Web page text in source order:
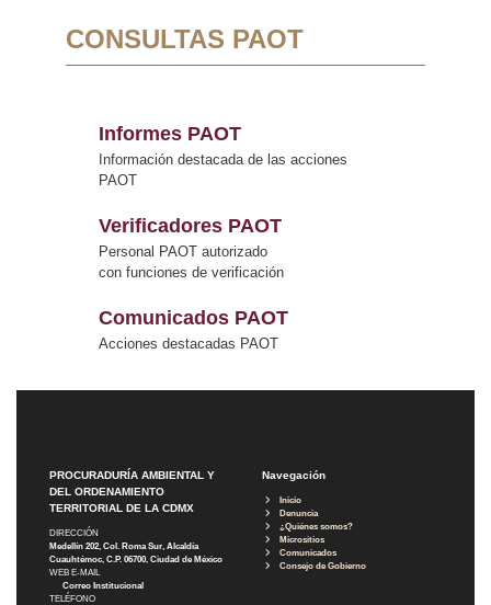
CONSULTAS PAOT
Informes PAOT
Información destacada de las acciones
PAOT
Verificadores PAOT
Personal PAOT autorizado
con funciones de verificación
Comunicados PAOT
Acciones destacadas PAOT
PROCURADURÍA AMBIENTAL Y
DEL ORDENAMIENTO
TERRITORIAL DE LA CDMX
DIRECCIÓN
Medellín 202, Col. Roma Sur, Alcaldía
Cuauhtémoc, C.P. 06700, Ciudad de México
WEB E-MAIL
Correo Institucional
TELÉFONO
Navegación
Inicio
Denuncia
¿Quiénes somos?
Micrositios
Comunicados
Consejo de Gobierno